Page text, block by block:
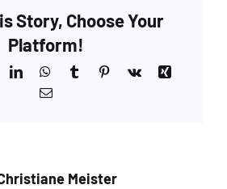
Story, Choose Your
Platform!
Reddit LinkedInWhatsApp
TumblrPinterest
Vk
E-
Meister